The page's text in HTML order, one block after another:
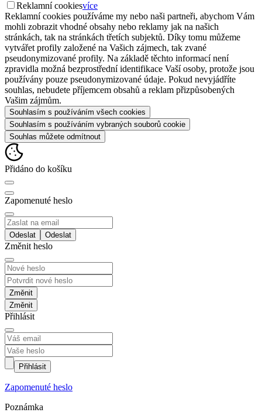
Reklamní cookiesvíce
Reklamní cookies používáme my nebo naši partneři, abychom Vám
mohli zobrazit vhodné obsahy nebo reklamy jak na našich
stránkách, tak na stránkách třetích subjektů. Díky tomu můžeme
vytvářet profily založené na Vašich zájmech, tak zvané
pseudonymizované profily. Na základě těchto informací není
zpravidla možná bezprostřední identifikace Vaší osoby, protože jsou
používány pouze pseudonymizované údaje. Pokud nevyjádříte
souhlas, nebudete příjemcem obsahů a reklam přizpůsobených
Vašim zájmům.
Souhlasím s používáním všech cookies
Souhlasím s používáním vybraných souborů cookie
Souhlas můžete odmítnout
Přidáno do košíku
Zapomenuté heslo
Odeslat
Změnit heslo
Změnit
Přihlásit
Přihlásit
Zapomenuté heslo
Poznámka